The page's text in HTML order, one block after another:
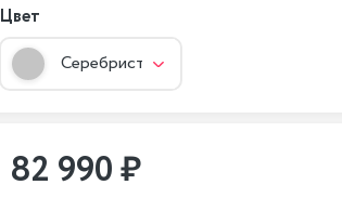
Цвет
Серебристый
82 990 ₽